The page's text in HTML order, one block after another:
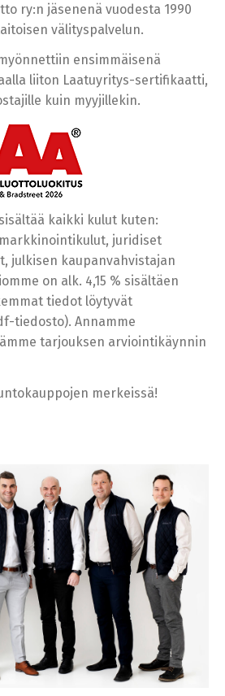
ry:n jäsenenä vuodesta 1990
välityspalvelun.
ensimmäisenä
liiton Laatuyritys-sertifikaatti,
kuin myyjillekin.
kaikki kulut kuten:
juridiset
julkisen kaupanvahvistajan
on alk. 4,15 % sisältäen
tiedot löytyvät
tiedosto). Annamme
tarjouksen arviointikäynnin
merkeissä!